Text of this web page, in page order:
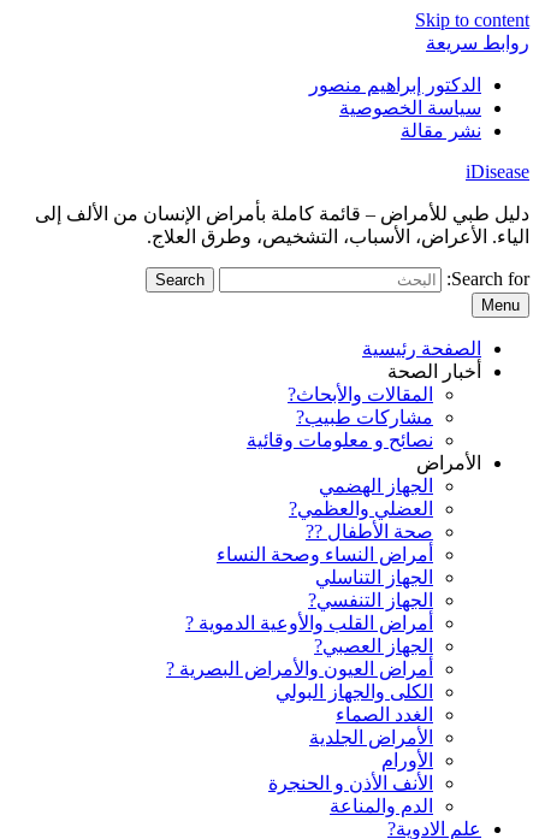
Skip to content
روابط سريعة
الدكتور إبراهيم منصور
سياسة الخصوصية
نشر مقالة
iDisease
دليل طبي للأمراض – قائمة كاملة بأمراض الإنسان من الألف إلى
الياء. الأعراض، الأسباب، التشخيص، وطرق العلاج.
Search for:
Menu
الصفحة رئيسية
أخبار الصحة
المقالات والأبحاث?
مشاركات طبيب?
نصائح و معلومات وقائية
الأمراض
الجهاز الهضمي
العضلي والعظمي?
صحة الأطفال ??
أمراض النساء وصحة النساء
الجهاز التناسلي
الجهاز التنفسي?
أمراض القلب والأوعية الدموية ?
الجهاز العصبي?
أمراض العيون والأمراض البصرية ?️
الكلى والجهاز البولي
الغدد الصماء
الأمراض الجلدية
الأورام
الأنف الأذن و الحنجرة
الدم والمناعة
علم الادوية?